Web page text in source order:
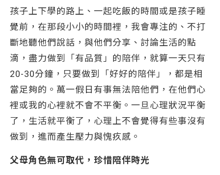
孩子上下學的路上、一起吃飯的時間或是孩子睡
覺前，在那段小小的時間裡，我會專注的、不打
斷地聽他們說話，與他們分享、討論生活的點
滴，盡力做到「有品質」的陪伴，就算一天只有
20-30分鐘，只要做到「好好的陪伴」，都是相
當足夠的。萬一假日有事無法陪他們，在他們心
裡或我的心裡就不會不平衡。一旦心理狀況平衡
了，生活就平衡了，心理上不會覺得有些事沒有
做到，進而產生壓力與愧疚感。
父母角色無可取代，珍惜陪伴時光